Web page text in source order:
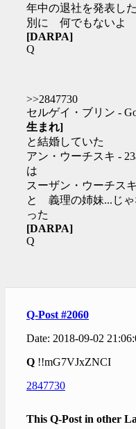
年中の退社を発表し
別に 何でもないよ
[DARPA]
Q
>>2847730
セルゲイ・ブリン -
生まれ]
と結婚していた
アン・ウーチスキ -
は
スーザン・ウーチス
と 義理の姉妹...じ
った
[DARPA]
Q
Q-Post #2060
Date: 2018-09-02
Q !!mG7VJxZNCI
2847730
This Q-Post in other